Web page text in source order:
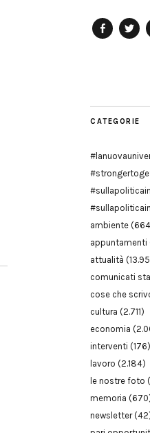
CATEGORIE
ambiente
appuntamenti
attualità
comunicati
cose che
cultura (2.711)
economia
interventi (176)
lavoro (2.184)
le nostre foto
memoria
newsletter